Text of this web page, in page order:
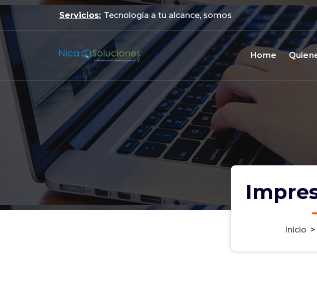
Servicios: Tecnología a tu alcance, somos tu a
NICASOLUCIONES, S.A Soporte TI Outsourcing, Desarrollo web, Alojamiento web y
Aplicaciones informáticas, sistemas en línea, Desarrollo APP Android, Auditorias informáticas
Home
Inicio >